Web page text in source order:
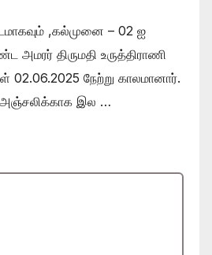
,கல்முனை – 02 ஐ
அமரர் திருமதி உருத்திராணி
02.06.2025 நேற்று காலமானார்.
அஞ்சலிக்காக இல …